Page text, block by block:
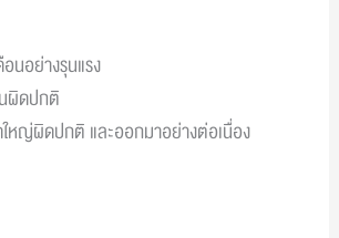
นอย่างรุนแรง
ผิดปกติ
หญ่ผิดปกติ และออกมาอย่างต่อเนื่อง